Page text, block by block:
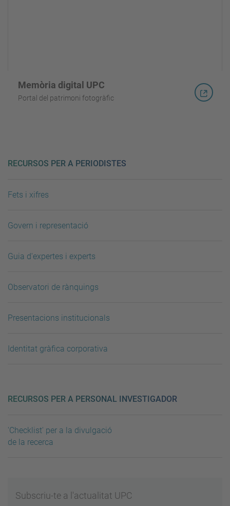
Memòria digital UPC
Portal del patrimoni fotogràfic
RECURSOS PER A PERIODISTES
Fets i xifres
Govern i representació
Guia d'expertes i experts
Observatori de rànquings
Presentacions institucionals
Identitat gràfica corporativa
RECURSOS PER A PERSONAL INVESTIGADOR
'Checklist' per a la divulgació
de la recerca
Subscriu-te a l'actualitat UPC